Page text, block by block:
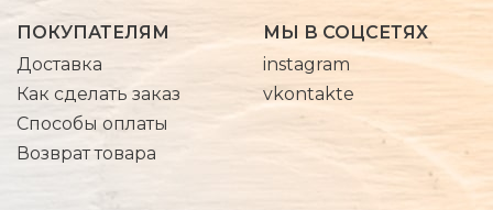
ПОКУПАТЕЛЯМ
Доставка
Как сделать заказ
Способы оплаты
Возврат товара
МЫ В СОЦСЕТЯХ
instagram
vkontakte